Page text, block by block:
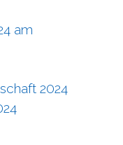
am
2024